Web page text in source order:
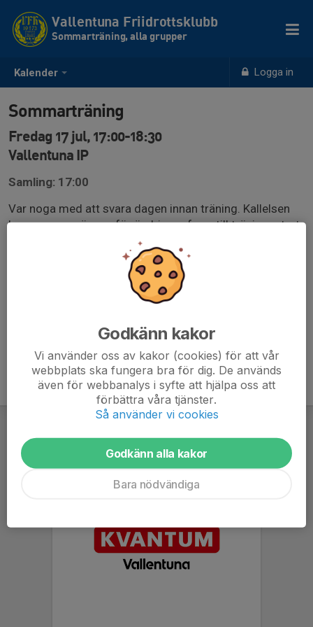
Kalender Logga in
Vallentuna Friidrottsklubb
Sommarträning, alla grupper
Sommarträning
Fredag 17 jul, 17:00-18:30
Vallentuna IP
Samling: 17:00
Var noga med att svara dagen innan träning. Kallelsen
kommer vara öppen för ändringar fram till träningsstart
(utnyttja inte detta utan svara dagen innan). Du måste
kontrollera innan träning så det inte skett förändringar
gällande tränare på plats pga sena förhinder
Godkänn kakor
Vi använder oss av kakor (cookies) för att vår
webbplats ska fungera bra för dig. De används
även för webbanalys i syfte att hjälpa oss att
förbättra våra tjänster.
Så använder vi cookies
Godkänn alla kakor
Bara nödvändiga